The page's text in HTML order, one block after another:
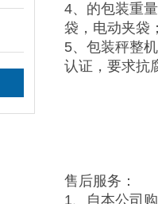
4、的包装重
袋，电动夹袋
5、包装秤整
认证，要求抗
售后服务：
1、自本公司